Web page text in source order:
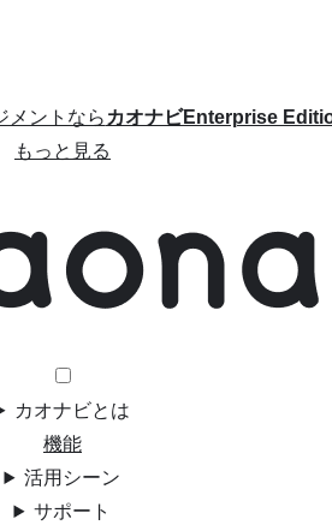
メントならカオナビEnterprise
もっと見る
カオナビとは
機能
活用シーン
サポート